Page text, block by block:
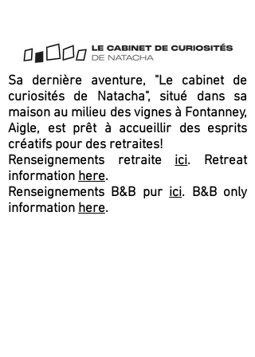
Sa dernière aventure, "Le cabinet de
curiosités de Natacha", situé dans sa
maison au milieu des vignes à Fontanney,
Aigle, est prêt à accueillir des esprits
créatifs pour des retraites!
Renseignements retraiteici. Retreat
information here.
Renseignements B&B purici. B&B only
information here.